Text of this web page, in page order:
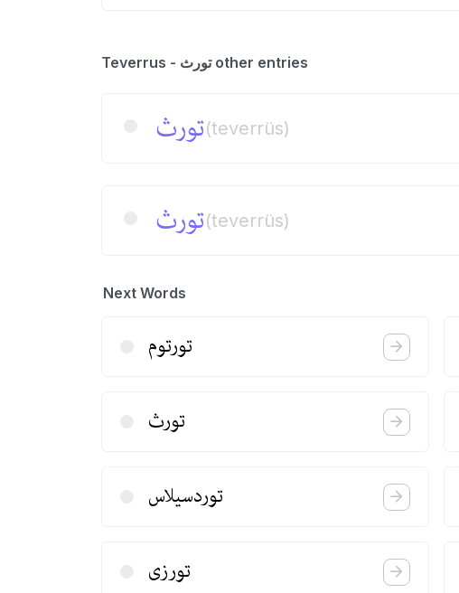
Teverrus - تورث other entries
تورث(teverrüs)
تورث(teverrüs)
Next Words
تورتوم
تورث
توردسیلاس
تورزی